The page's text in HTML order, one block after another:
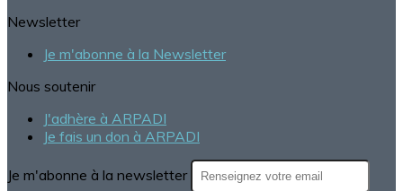
Newsletter
Je m'abonne à la Newsletter
Nous soutenir
J'adhère à ARPADI
Je fais un don à ARPADI
Je m'abonne à la newsletter